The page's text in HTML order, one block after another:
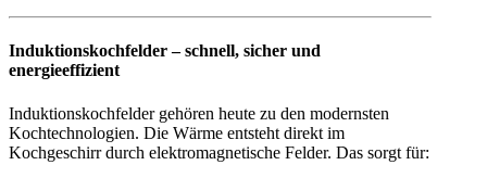
Induktionskochfelder – schnell, sicher und
energieeffizient
Induktionskochfelder gehören heute zu den modernsten
Kochtechnologien. Die Wärme entsteht direkt im
Kochgeschirr durch elektromagnetische Felder. Das sorgt für: